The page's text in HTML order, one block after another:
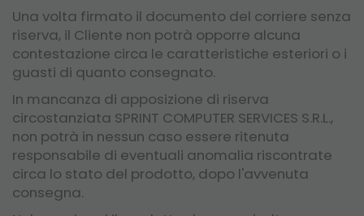
Una volta firmato il documento del corriere senza
riserva, il Cliente non potrà opporre alcuna
contestazione circa le caratteristiche esteriori o i
guasti di quanto consegnato.
In mancanza di apposizione di riserva
circostanziata SPRINT COMPUTER SERVICES S.R.L.,
non potrà in nessun caso essere ritenuta
responsabile di eventuali anomalia riscontrate
circa lo stato del prodotto, dopo l'avvenuta
consegna.